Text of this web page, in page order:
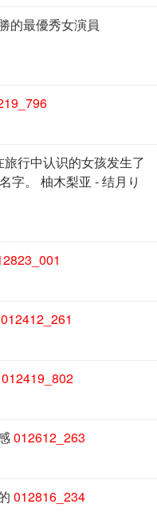
的最優秀女演員
行中认识的女孩发生了
字。 柚木梨亚 - 结月り
012412_261
012419_802
012612_263
012816_234